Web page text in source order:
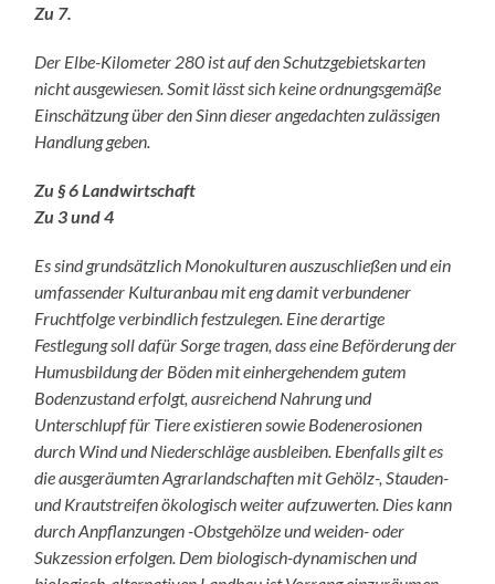
Zu 7.
Der Elbe-Kilometer 280 ist auf den Schutzgebietskarten
nicht ausgewiesen. Somit lässt sich keine ordnungsgemäße
Einschätzung über den Sinn dieser angedachten zulässigen
Handlung geben.
Zu § 6 Landwirtschaft
Zu 3 und 4
Es sind grundsätzlich Monokulturen auszuschließen und ein
umfassender Kulturanbau mit eng damit verbundener
Fruchtfolge verbindlich festzulegen. Eine derartige
Festlegung soll dafür Sorge tragen, dass eine Beförderung der
Humusbildung der Böden mit einhergehendem gutem
Bodenzustand erfolgt, ausreichend Nahrung und
Unterschlupf für Tiere existieren sowie Bodenerosionen
durch Wind und Niederschläge ausbleiben. Ebenfalls gilt es
die ausgeräumten Agrarlandschaften mit Gehölz-, Stauden-
und Krautstreifen ökologisch weiter aufzuwerten. Dies kann
durch Anpflanzungen -Obstgehölze und weiden- oder
Sukzession erfolgen. Dem biologisch-dynamischen und